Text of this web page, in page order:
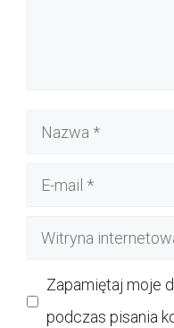
Nazwa
Witryna
Zapamiętaj moje
podczas pisania